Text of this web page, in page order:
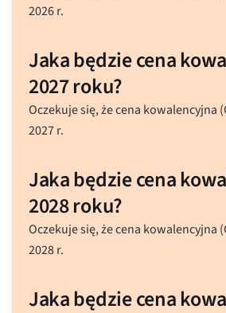
2026 r.
Jaka będzie cena
2027 roku?
Oczekuje się, że cena kowalencyjna
2027 r.
Jaka będzie cena
2028 roku?
Oczekuje się, że cena kowalencyjna
2028 r.
Jaka będzie cena